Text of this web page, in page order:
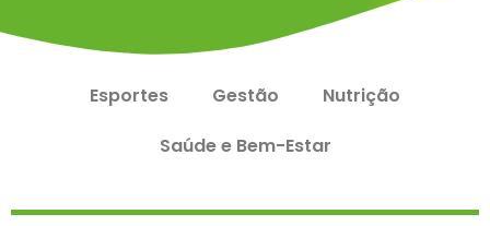
Esportes Gestão
Nutrição
Saúde e Bem-Estar